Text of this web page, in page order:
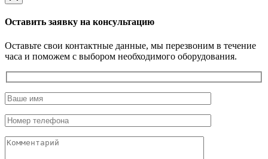
Оставить заявку на консультацию
Оставьте свои контактные данные, мы перезвоним в течение
часа и поможем с выбором необходимого оборудования.